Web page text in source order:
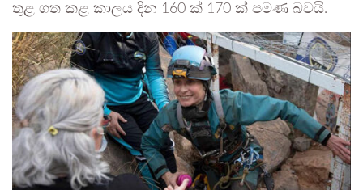
තුළ ගත කළ කාලය දින 160 ක් 170 ක් පමණ බවයි.